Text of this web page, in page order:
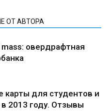
ОТ АВТОРА
овердрафтная
карты для студентов и
2013 году. Отзывы